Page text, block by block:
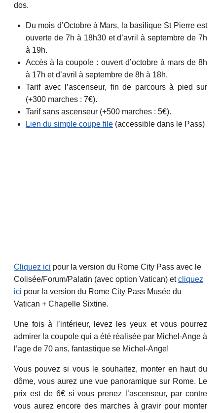
dos.
Du mois d’Octobre à Mars, la basilique St Pierre est
ouverte de 7h à 18h30 et d’avril à septembre de 7h
à 19h.
Accès à la coupole : ouvert d’octobre à mars de 8h
à 17h et d’avril à septembre de 8h à 18h.
Tarif avec l’ascenseur, fin de parcours à pied sur
(+300 marches : 7€).
Tarif sans ascenseur (+500 marches : 5€).
Lien du simple coupe file (accessible dans le Pass)
Cliquez ici pour la version du Rome City Pass avec le
Colisée/Forum/Palatin (avec option Vatican) etcliquez
ici pour la version du Rome City Pass Musée du
Vatican + Chapelle Sixtine.
Une fois à l’intérieur, levez les yeux et vous pourrez
admirer la coupole qui a été réalisée par Michel-Ange à
l’age de 70 ans, fantastique se Michel-Ange!
Vous pouvez si vous le souhaitez, monter en haut du
dôme, vous aurez une vue panoramique sur Rome. Le
prix est de 6€ si vous prenez l’ascenseur, par contre
vous aurez encore des marches à gravir pour monter